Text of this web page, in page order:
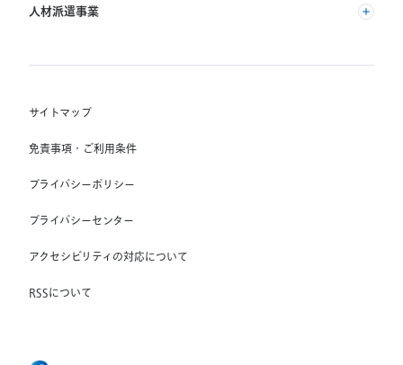
(株) インディードリクルートパートナーズ
Indeed, Inc.
人材派遣事業
(株) スタッフサービス・ホールディングス
Unique NV
Staffmark Group, LLC
The CSI Companies, Inc.
サイトマップ
免責事項・ご利用条件
プライバシーポリシー
プライバシーセンター
アクセシビリティの対応について
RSSについて